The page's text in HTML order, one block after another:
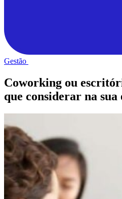
Gestão
Coworking ou
que considerar na sua